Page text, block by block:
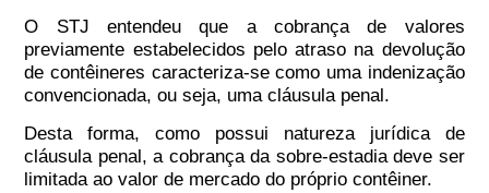
O STJ entendeu que a cobrança de valores
previamente estabelecidos pelo atraso na devolução
de contêineres caracteriza-se como uma indenização
convencionada, ou seja, uma cláusula penal.
Desta forma, como possui natureza jurídica de
cláusula penal, a cobrança da sobre-estadia deve ser
limitada ao valor de mercado do próprio contêiner.